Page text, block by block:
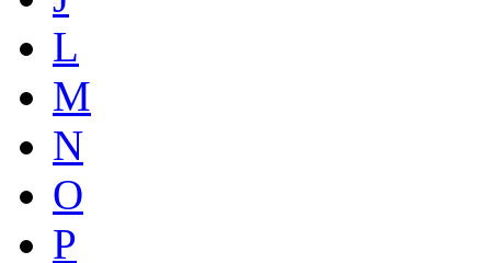
L
M
N
O
P